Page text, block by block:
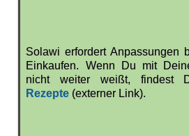
Solawi erfordert Anpassungen
Einkaufen. Wenn Du mit
nicht weiter weißt, findest
Rezepte (externer Link).